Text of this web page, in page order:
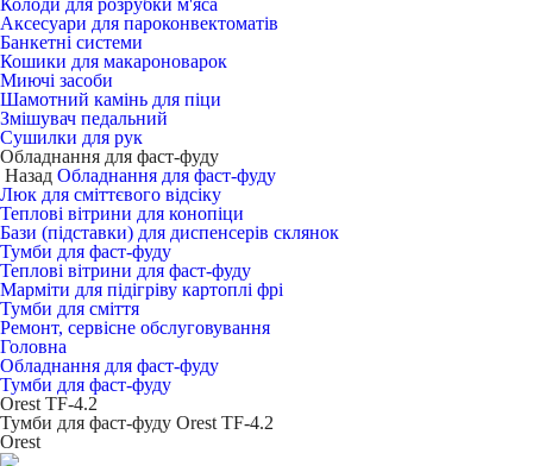
Колоди для розрубки м'яса
Аксесуари для пароконвектоматів
Банкетні системи
Кошики для макароноварок
Миючі засоби
Шамотний камінь для піци
Змішувач педальний
Сушилки для рук
Обладнання для фаст-фуду
Назад Обладнання для фаст-фуду
Люк для сміттєвого відсіку
Теплові вітрини для конопіци
Бази (підставки) для диспенсерів склянок
Тумби для фаст-фуду
Теплові вітрини для фаст-фуду
Марміти для підігріву картоплі фрі
Тумби для сміття
Ремонт, сервісне обслуговування
Головна
Обладнання для фаст-фуду
Тумби для фаст-фуду
Orest TF-4.2
Тумби для фаст-фуду Orest TF-4.2
Orest